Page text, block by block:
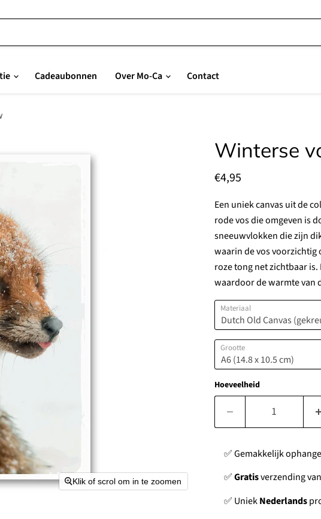
Cadeaubonnen Over Mo-Ca Contact
Klik of scrol om in te zoomen
Winterse
Huidige prijs
€4,95
Een uniek canvas uit de
rode vos die omgeven is
sneeuwvlokken die zijn
waarin de vos voorzichtig
roze tong net zichtbaar
waardoor de warmte van
Materiaal
Grootte
Hoeveelheid
✅ Gemakkelijk
✅Gratisverzending
✅ UniekNederlands